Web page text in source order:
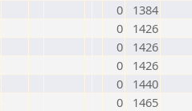
0
1384
0
1426
0
1426
0
1426
0
1440
0
1465